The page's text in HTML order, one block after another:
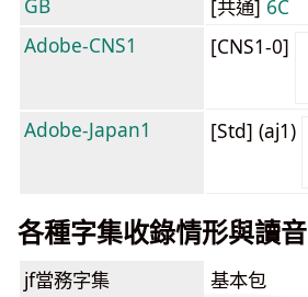
GB
[共通] 6C
Adobe-CNS1
[CNS1-0]
Adobe-Japan1 [Std] (aj1)
各種字集收錄情形與讀音
jf當務字集 基本包